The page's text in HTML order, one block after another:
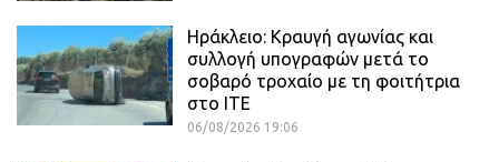
Ηράκλειο: Κραυγή αγωνίας και
συλλογή υπογραφών μετά το
σοβαρό τροχαίο με τη φοιτήτρια
στο ΙΤΕ
06/08/2026 19:06